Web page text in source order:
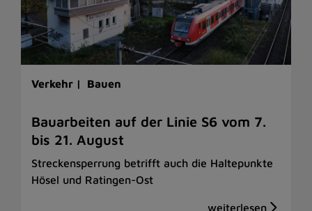
Verkehr | Bauen
Bauarbeiten auf der Linie S6 vom 7.
bis 21. August
Streckensperrung betrifft auch die Haltepunkte
Hösel und Ratingen-Ost